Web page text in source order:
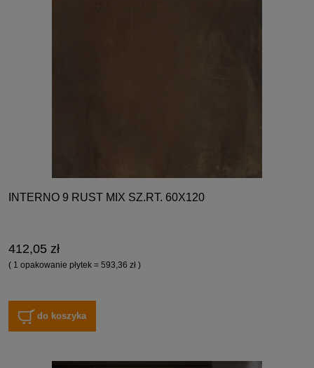
INTERNO 9 RUST MIX SZ.RT. 60X120
412,05 zł
( 1 opakowanie płytek = 593,36 zł )
do koszyka